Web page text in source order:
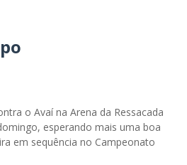
o Avaí na Arena da Ressacada
esperando mais uma boa
em sequência no Campeonato